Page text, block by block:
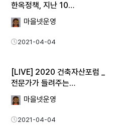
한옥정책, 지난 10…
마을넷운영
2021-04-04
[LIVE] 2020 건축자산포럼 _
전문가가 들려주는…
마을넷운영
2021-04-04